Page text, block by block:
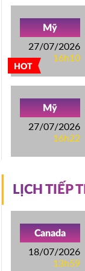
HOT
Mỹ
27/07/2026
16h10
Mỹ
27/07/2026
16h22
LỊCH TIẾP
Canada
18/07/2026
13h59